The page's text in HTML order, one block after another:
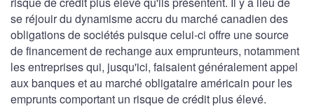
se réjouir du dynamisme accru du marché canadien des
obligations de sociétés puisque celui-ci offre une source
de financement de rechange aux emprunteurs, notamment
les entreprises qui, jusqu'ici, faisaient généralement appel
aux banques et au marché obligataire américain pour les
emprunts comportant un risque de crédit plus élevé.